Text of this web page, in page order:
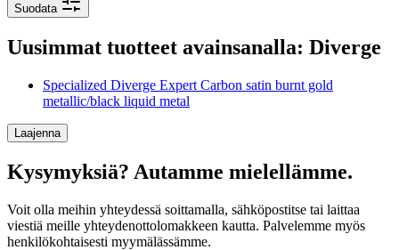
Suodata
Uusimmat tuotteet avainsanalla: Diverge
Specialized Diverge Expert Carbon satin burnt gold
metallic/black liquid metal
Laajenna
Kysymyksiä? Autamme mielellämme.
Voit olla meihin yhteydessä soittamalla, sähköpostitse tai laittaa
viestiä meille yhteydenottolomakkeen kautta. Palvelemme myös
henkilökohtaisesti myymälässämme.